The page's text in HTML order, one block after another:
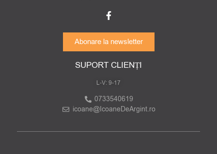
Abonare la newsletter
SUPORT CLIENȚI
L-V: 9-17
0733540619
icoane@IcoaneDeArgint.ro